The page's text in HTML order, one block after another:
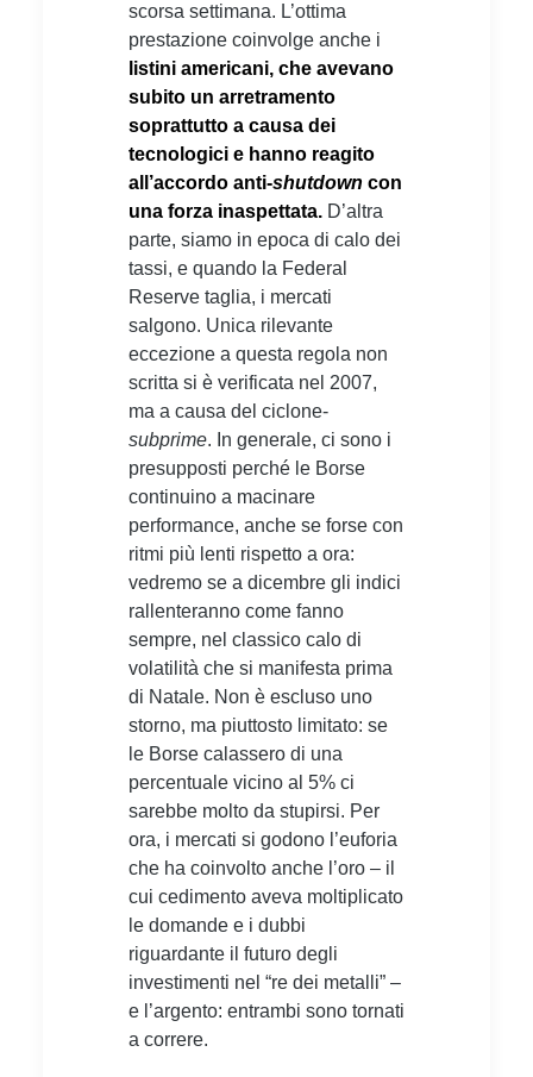
scorsa settimana. L’ottima
prestazione coinvolge anche i
listini americani, che avevano
subito un arretramento
soprattutto a causa dei
tecnologici e hanno reagito
all’accordo anti-shutdown con
una forza inaspettata. D’altra
parte, siamo in epoca di calo dei
tassi, e quando la Federal
Reserve taglia, i mercati
salgono. Unica rilevante
eccezione a questa regola non
scritta si è verificata nel 2007,
ma a causa del ciclone-
subprime. In generale, ci sono i
presupposti perché le Borse
continuino a macinare
performance, anche se forse con
ritmi più lenti rispetto a ora:
vedremo se a dicembre gli indici
rallenteranno come fanno
sempre, nel classico calo di
volatilità che si manifesta prima
di Natale. Non è escluso uno
storno, ma piuttosto limitato: se
le Borse calassero di una
percentuale vicino al 5% ci
sarebbe molto da stupirsi. Per
ora, i mercati si godono l’euforia
che ha coinvolto anche l’oro – il
cui cedimento aveva moltiplicato
le domande e i dubbi
riguardante il futuro degli
investimenti nel “re dei metalli” –
e l’argento: entrambi sono tornati
a correre.